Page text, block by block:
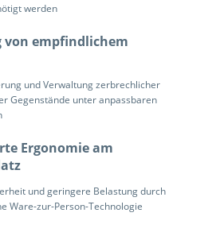
werden
von empfindlichem
und Verwaltung zerbrechlicher
Gegenstände unter anpassbaren
Ergonomie am
und geringere Belastung durch
Ware-zur-Person-Technologie